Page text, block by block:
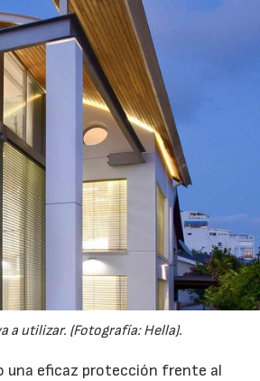
a utilizar. (Fotografía: Hella).
una eficaz protección frente al
30/07/2026